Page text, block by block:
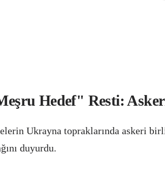
Hedef" Resti:
Ukrayna topraklarında askeri
duyurdu.